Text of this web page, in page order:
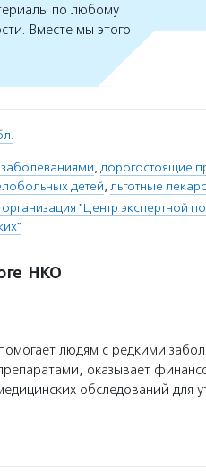
по любому
Вместе мы этого
, дорогостоящие
детей, льготные
"Центр экспертной
НКО
людям с редкими
оказывает
обследований для